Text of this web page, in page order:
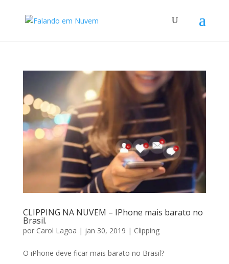
CLIPPING NA NUVEM – IPhone mais barato no
Brasil.
por Carol Lagoa | jan 30, 2019 | Clipping
O iPhone deve ficar mais barato no Brasil?